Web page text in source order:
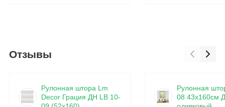
Отзывы
Рулонная штора Lm
Decor Грация ДН LB 10-
Рулонная
08 43х160см